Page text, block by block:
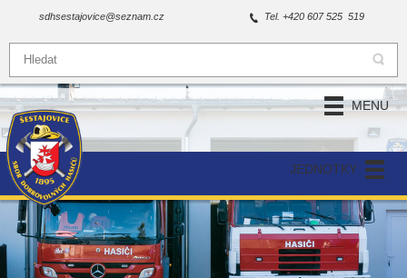
sdhsestajovice@seznam.cz Tel. +420 607 525 519
MENU
JEDNOTKY